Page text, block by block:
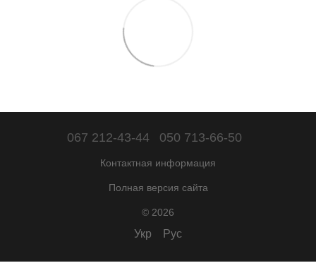
067 212-43-44 050 713-66-50
Контактная информация
Полная версия сайта
© 2026
Укр Рус